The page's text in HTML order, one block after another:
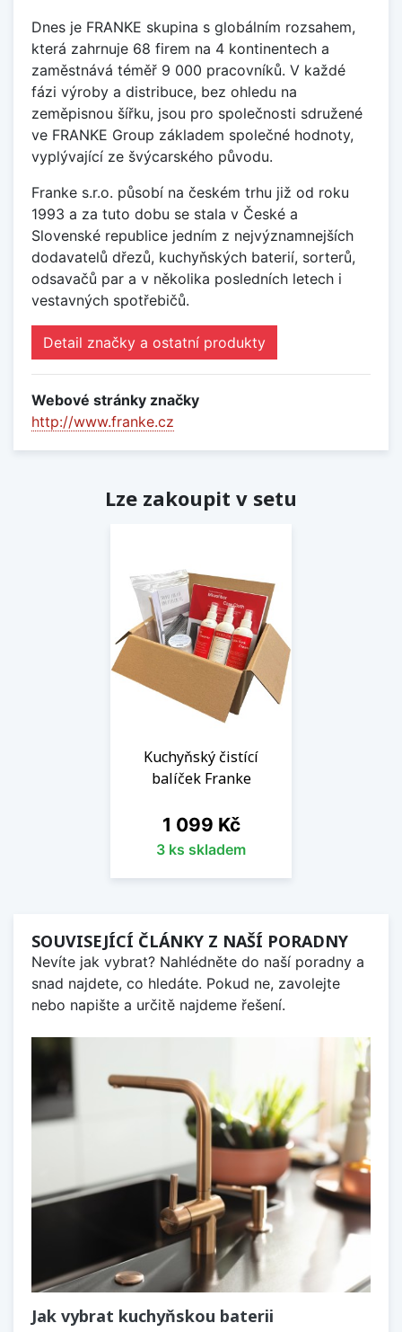
Dnes je FRANKE skupina s globálním rozsahem,
která zahrnuje 68 firem na 4 kontinentech a
zaměstnává téměř 9 000 pracovníků. V každé
fázi výroby a distribuce, bez ohledu na
zeměpisnou šířku, jsou pro společnosti sdružené
ve FRANKE Group základem společné hodnoty,
vyplývající ze švýcarského původu.
Franke s.r.o. působí na českém trhu již od roku
1993 a za tuto dobu se stala v České a
Slovenské republice jedním z nejvýznamnejších
dodavatelů dřezů, kuchyňských baterií, sorterů,
odsavačů par a v několika posledních letech i
vestavných spotřebičů.
Detail značky a ostatní produkty
Webové stránky značky
http://www.franke.cz
Lze zakoupit v setu
Kuchyňský čistící
balíček Franke
Cena
1 099 Kč
3 ks skladem
SOUVISEJÍCÍ ČLÁNKY Z NAŠÍ PORADNY
Nevíte jak vybrat? Nahlédněte do naší poradny a
snad najdete, co hledáte. Pokud ne, zavolejte
nebo napište a určitě najdeme řešení.
Jak vybrat kuchyňskou baterii